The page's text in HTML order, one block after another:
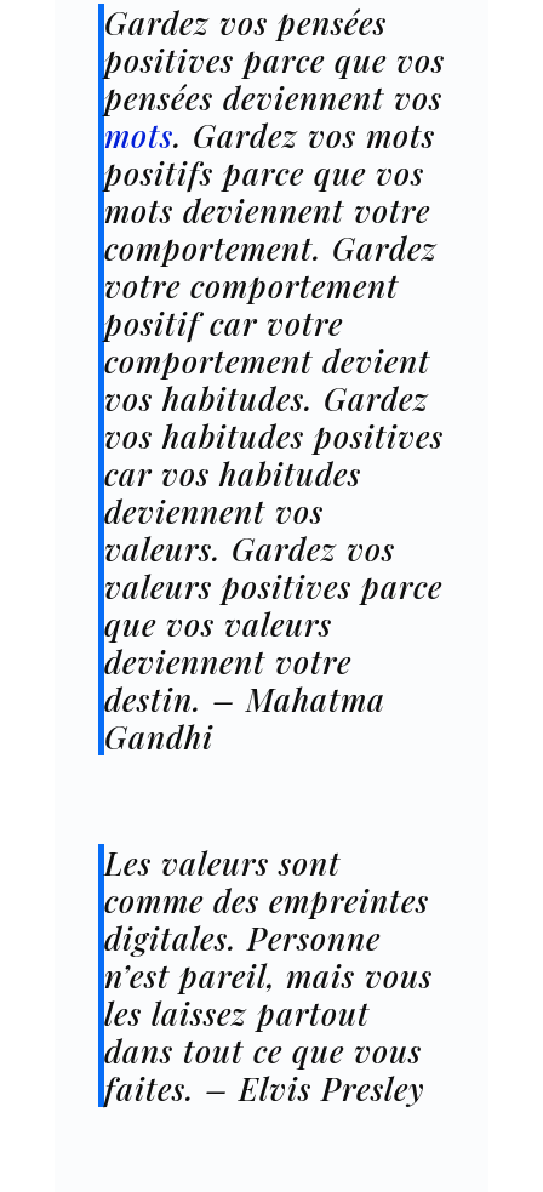
Gardez vos pensées
positives parce que vos
pensées deviennent vos
mots. Gardez vos mots
positifs parce que vos
mots deviennent votre
comportement. Gardez
votre comportement
positif car votre
comportement devient
vos habitudes. Gardez
vos habitudes positives
car vos habitudes
deviennent vos
valeurs. Gardez vos
valeurs positives parce
que vos valeurs
deviennent votre
destin. – Mahatma
Gandhi
Les valeurs sont
comme des empreintes
digitales. Personne
n’est pareil, mais vous
les laissez partout
dans tout ce que vous
faites. – Elvis Presley